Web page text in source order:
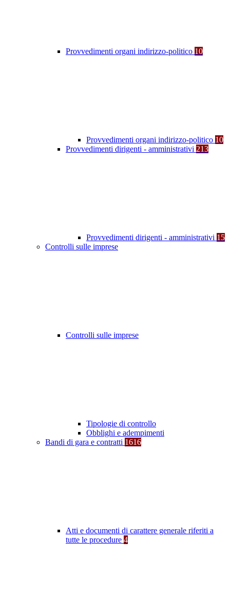
Provvedimenti organi indirizzo-politico 10
Provvedimenti organi indirizzo-politico 10
Provvedimenti dirigenti - amministrativi 213
Provvedimenti dirigenti - amministrativi 15
Controlli sulle imprese
Controlli sulle imprese
Tipologie di controllo
Obblighi e adempimenti
Bandi di gara e contratti 1616
Atti e documenti di carattere generale riferiti a
tutte le procedure 4